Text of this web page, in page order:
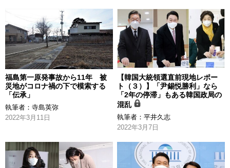
福島第一原発事故から11年 被
災地がコロナ禍の下で模索する
「伝承」
執筆者： 寺島英弥
2022年3月11日
【韓国大統領選直前現地レポー
ト（３）】「尹錫悦勝利」なら
「2年の停滞」もある韓国政局の
混乱
執筆者：平井久志
2022年3月7日